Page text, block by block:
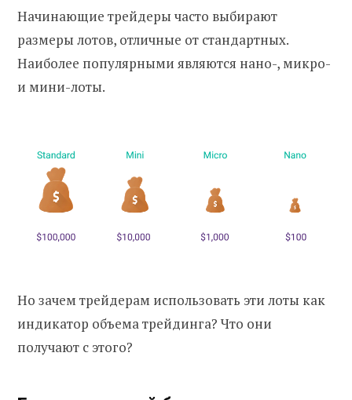
Начинающие трейдеры часто выбирают
размеры лотов, отличные от стандартных.
Наиболее популярными являются нано-, микро-
и мини-лоты.
Но зачем трейдерам использовать эти лоты как
индикатор объема трейдинга? Что они
получают с этого?